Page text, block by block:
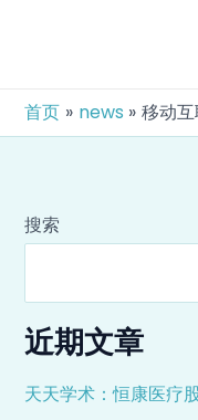
首页 news 移动
搜索
近期文章
天天学术：恒康医疗